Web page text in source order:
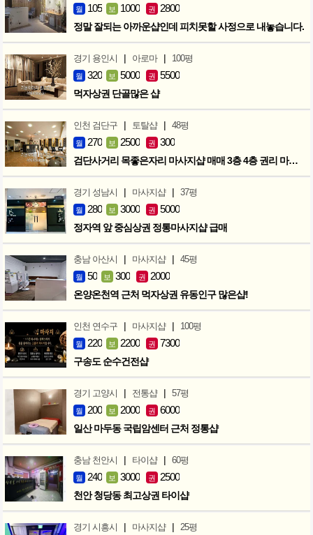
월 105 보 1000 권 2800
정말 잘되는 아까운샵인데 피치못할 사정으로 내놓습니다.
경기 용인시 | 아로마 | 100평
월 320 보 5000 권 5500
먹자상권 단골많은 샵
인천 검단구 | 토탈샵 | 48평
월 270 보 2500 권 300
검단사거리 목좋은자리 마사지샵 매매 3층 4층 권리 마지막인하 300만
경기 성남시 | 마사지샵 | 37평
월 280 보 3000 권 5000
정자역 앞 중심상권 정통마사지샵 급매
충남 아산시 | 마사지샵 | 45평
월 50 보 300 권 2000
온양온천역 근처 먹자상권 유동인구 많은샵!
인천 연수구 | 마사지샵 | 100평
월 220 보 2200 권 7300
구송도 순수건전샵
경기 고양시 | 전통샵 | 57평
월 200 보 2000 권 6000
일산 마두동 국립암센터 근처 정통샵
충남 천안시 | 타이샵 | 60평
월 240 보 3000 권 2500
천안 청당동 최고상권 타이샵
경기 시흥시 | 마사지샵 | 25평